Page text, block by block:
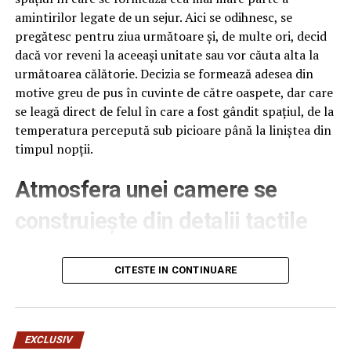
Mai mult, prin adresa nr 152/22.09.2014, acelasi
sicofant mincinos transmite o adresa catre Agentia
Nationala a Functionarilor Publici prin care se aducea la
cunostinta raportul final al concursului. Si aceasta
adresa este semnata tot de catre Adrian Vaida, in locul
lui Toader Cristinel (atasam proba).
Este un fel de „hotii striga hotii”! Ca sa scape ei, l-au „dat
in gat” pe Toader! Buna treaba! Minciuna nu rezista,
este nevoie doar de timp pentru a iesi la iveala in toata
splendoarea ei.
Alaturat va atasam tabelul cu praduitorii bugetului
Politiei Locale, prejudiciul stabilit de Curtea de Conturi
amintirilor legate de un sejur. Aici se odihnesc, se
pregătesc pentru ziua următoare și, de multe ori, decid
dacă vor reveni la aceeași unitate sau vor căuta alta la
următoarea călătorie. Decizia se formează adesea din
motive greu de pus în cuvinte de către oaspete, dar care
se leagă direct de felul în care a fost gândit spațiul, de la
temperatura percepută sub picioare până la liniștea din
timpul nopții.
Atmosfera unei camere se
construiește din detalii tactile
Contactul direct cu pardoseala este una dintre primele
senzații fizice pe care le are un oaspete atunci când
pe drum, seara târziu. Textura și moliciunea potrivite,
oferite democheta hotel
CITESTE IN CONTINUARE
EXCLUSIV